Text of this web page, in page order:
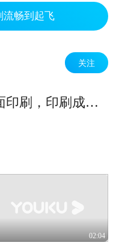
流畅到起飞
关注
压电陶瓷片正反面、侧面印刷，印刷成品膜厚均匀！#压电陶瓷片 #丝印机 #丝网印刷机#厚膜印刷机#全自动丝网印刷机
02:04